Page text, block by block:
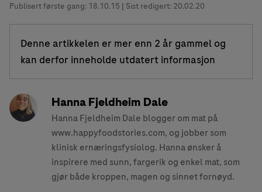
Publisert første gang: 18.10.15 | Sist redigert: 20.02.20
Denne artikkelen er mer enn 2 år gammel og
kan derfor inneholde utdatert informasjon
Hanna Fjeldheim Dale
Hanna Fjeldheim Dale blogger om mat på
www.happyfoodstories.com, og jobber som
klinisk ernæringsfysiolog. Hanna ønsker å
inspirere med sunn, fargerik og enkel mat, som
gjør både kroppen, magen og sinnet fornøyd.